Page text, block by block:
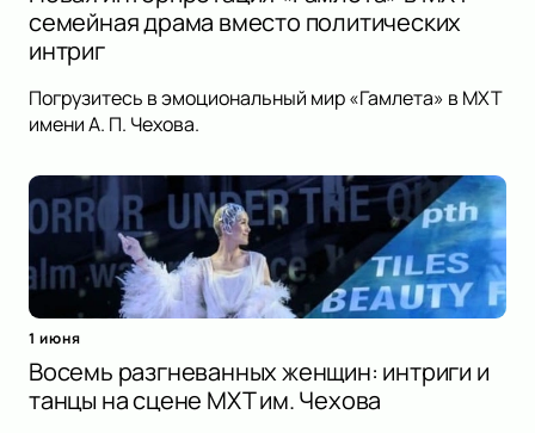
семейная драма вместо политических
интриг
Погрузитесь в эмоциональный мир «Гамлета» в МХТ
имени А. П. Чехова.
1 июня
Восемь разгневанных женщин: интриги и
танцы на сцене МХТ им. Чехова